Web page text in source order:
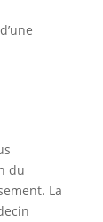
du
La